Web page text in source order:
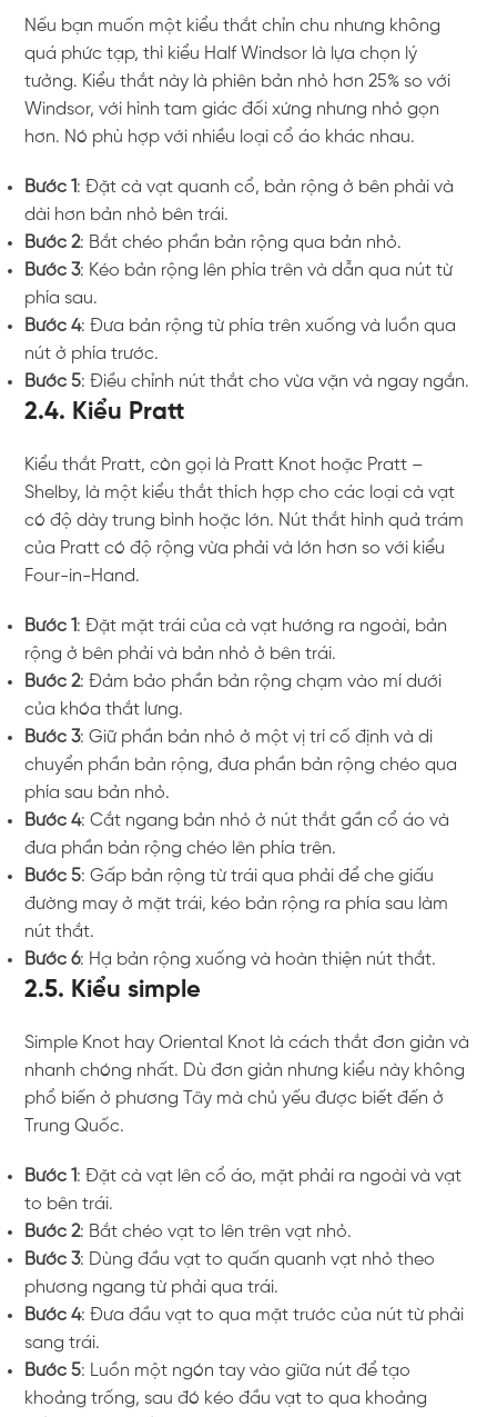
Nếu bạn muốn một kiểu thắt chỉn chu nhưng không
quá phức tạp, thì kiểu Half Windsor là lựa chọn lý
tưởng. Kiểu thắt này là phiên bản nhỏ hơn 25% so với
Windsor, với hình tam giác đối xứng nhưng nhỏ gọn
hơn. Nó phù hợp với nhiều loại cổ áo khác nhau.
Bước 1: Đặt cà vạt quanh cổ, bản rộng ở bên phải và
dài hơn bản nhỏ bên trái.
Bước 2: Bắt chéo phần bản rộng qua bản nhỏ.
Bước 3: Kéo bản rộng lên phía trên và dẫn qua nút từ
phía sau.
Bước 4: Đưa bản rộng từ phía trên xuống và luồn qua
nút ở phía trước.
Bước 5: Điều chỉnh nút thắt cho vừa vặn và ngay ngắn.
2.4. Kiểu Pratt
Kiểu thắt Pratt, còn gọi là Pratt Knot hoặc Pratt –
Shelby, là một kiểu thắt thích hợp cho các loại cà vạt
có độ dày trung bình hoặc lớn. Nút thắt hình quả trám
của Pratt có độ rộng vừa phải và lớn hơn so với kiểu
Four-in-Hand.
Bước 1: Đặt mặt trái của cà vạt hướng ra ngoài, bản
rộng ở bên phải và bản nhỏ ở bên trái.
Bước 2: Đảm bảo phần bản rộng chạm vào mí dưới
của khóa thắt lưng.
Bước 3: Giữ phần bản nhỏ ở một vị trí cố định và di
chuyển phần bản rộng, đưa phần bản rộng chéo qua
phía sau bản nhỏ.
Bước 4: Cắt ngang bản nhỏ ở nút thắt gần cổ áo và
đưa phần bản rộng chéo lên phía trên.
Bước 5: Gấp bản rộng từ trái qua phải để che giấu
đường may ở mặt trái, kéo bản rộng ra phía sau làm
nút thắt.
Bước 6: Hạ bản rộng xuống và hoàn thiện nút thắt.
2.5. Kiểu simple
Simple Knot hay Oriental Knot là cách thắt đơn giản và
nhanh chóng nhất. Dù đơn giản nhưng kiểu này không
phổ biến ở phương Tây mà chủ yếu được biết đến ở
Trung Quốc.
Bước 1: Đặt cà vạt lên cổ áo, mặt phải ra ngoài và vạt
to bên trái.
Bước 2: Bắt chéo vạt to lên trên vạt nhỏ.
Bước 3: Dùng đầu vạt to quấn quanh vạt nhỏ theo
phương ngang từ phải qua trái.
Bước 4: Đưa đầu vạt to qua mặt trước của nút từ phải
sang trái.
Bước 5: Luồn một ngón tay vào giữa nút để tạo
khoảng trống, sau đó kéo đầu vạt to qua khoảng